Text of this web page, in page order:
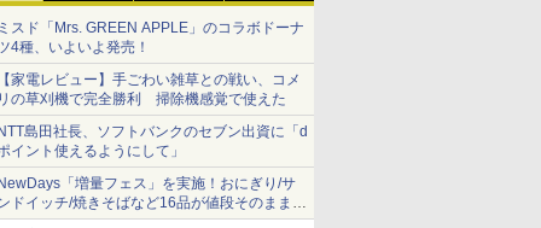
スド「Mrs. GREEN APPLE」のコラボドーナ
4種、いよいよ発売！
家電レビュー】手ごわい雑草との戦い、コメ
の草刈機で完全勝利 掃除機感覚で使えた
島田社長、ソフトバンクのセブン出資に「d
イント使えるようにして」
「増量フェス」を実施！おにぎり/サ
ドイッチ/焼きそばなど16品が値段そのままで
リュームアップ